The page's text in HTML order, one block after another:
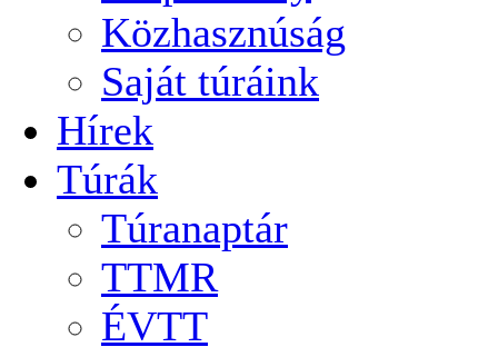
Közhasznúság
Saját túráink
Hírek
Túrák
Túranaptár
TTMR
ÉVTT